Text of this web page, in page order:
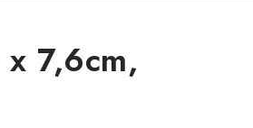
7,6cm,